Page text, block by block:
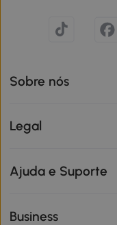
Sobre nós
Legal
Ajuda e Suporte
Business